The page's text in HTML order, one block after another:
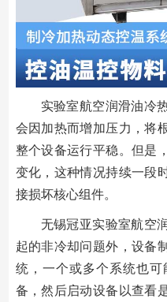
实验室航空润滑油冷
会因加热而增加压力，将
整个设备运行平稳。但是
变化，这种情况持续一段
接损坏核心组件。
无锡冠亚实验室航空
起的非冷却问题外，设备
统，一个或多个系统也
备，然后启动设备以查看